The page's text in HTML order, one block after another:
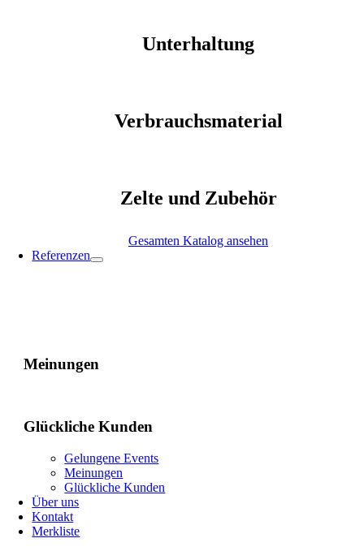
Unterhaltung
Verbrauchsmaterial
Zelte und Zubehör
Gesamten Katalog ansehen
Referenzen
Meinungen
Glückliche Kunden
Gelungene Events
Meinungen
Glückliche Kunden
Über uns
Kontakt
Merkliste